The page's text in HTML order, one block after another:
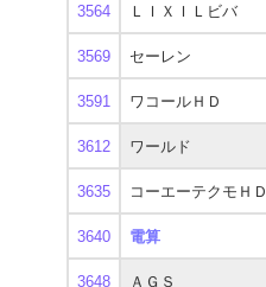
3564 ＬＩＸＩＬビバ
3569 セーレン
3591 ワコールＨＤ
3612 ワールド
3635 コーエーテクモＨＤ
3640 電算
3648 ＡＧＳ